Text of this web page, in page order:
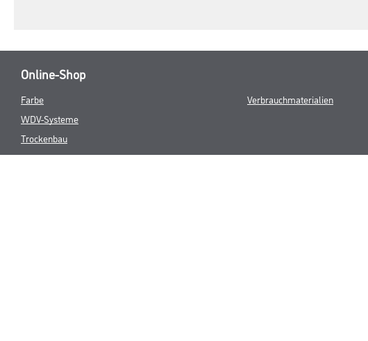
Online-Shop
Farbe
WDV-Systeme
Trockenbau
Putze- und Spachtelmassen
Verbrauchmaterialien